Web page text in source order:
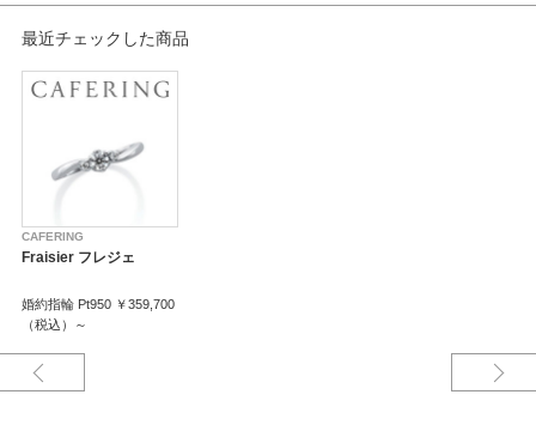
最近チェックした商品
CAFERING
Fraisier フレジェ
婚約指輪 Pt950 ￥359,700
（税込）～